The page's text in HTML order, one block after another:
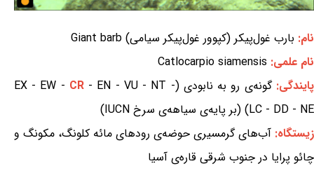
نام: بارب غول‌پیکر (کپوور غول‌پیکر سیامی) Giant barb
نام علمی: Catlocarpio siamensis
پایندگی:گونه‌ی رو به نابودی (EX - EW - CR - EN - VU - NT -
LC - DD - NE) (بر پایه‌ی سیاهه‌ی سرخ IUCN)
زیستگاه: آب‌های گرمسیری حوضه‌ی رودهای مائه کلونگ، مکونگ و
چائو پرایا در جنوب شرقی قاره‌ی آسیا